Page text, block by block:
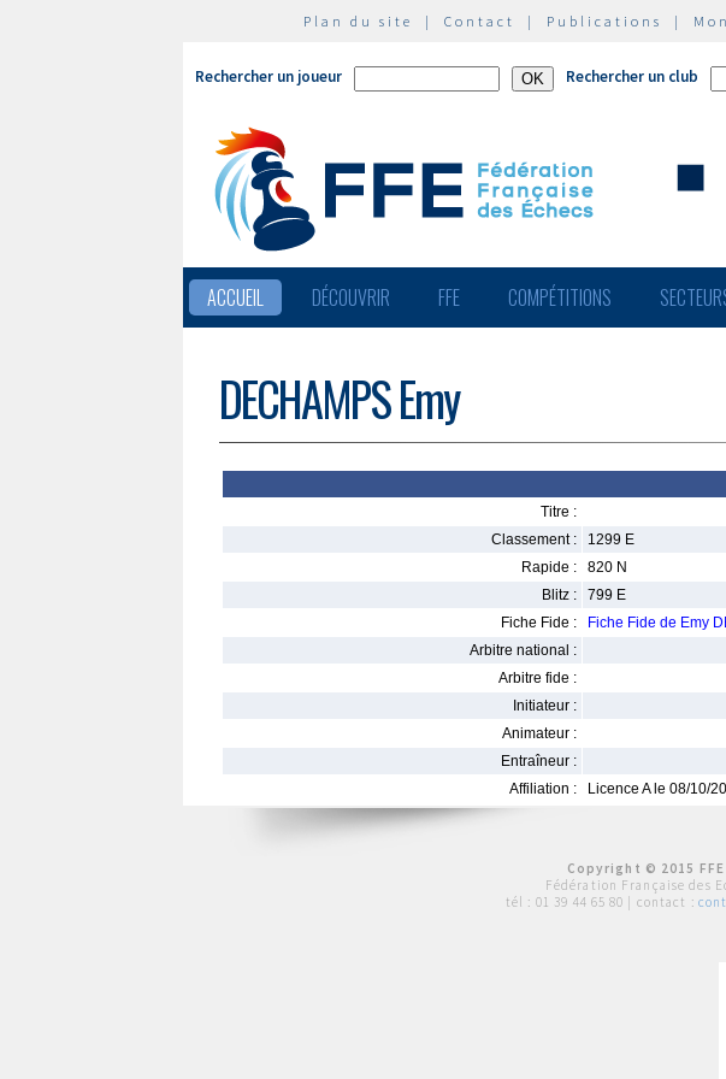
Plan du site | Contact | Publications |
Rechercher un joueur Rechercher un club
ACCUEIL DÉCOUVRIR FFE COMPÉTITIONS
DECHAMPS Emy
Titre :
Classement :
1299 E
Rapide :
820 N
Blitz :
799 E
Fiche Fide :
Fiche Fide de Emy
Arbitre national :
Arbitre fide :
Initiateur :
Animateur :
Entraîneur :
Affiliation :
Licence A le 08/10/
Copyright © 2015
Fédération Française des
tél : 01 39 44 65 80 | contact :